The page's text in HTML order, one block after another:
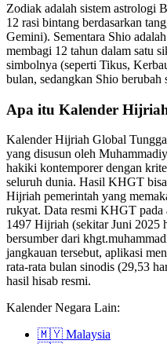
Zodiak adalah sistem astrologi
12 rasi bintang berdasarkan
Gemini). Sementara Shio
membagi 12 tahun dalam satu
simbolnya (seperti Tikus,
bulan, sedangkan Shio berubah
Apa itu Kalender
Kalender Hijriah Global
yang disusun oleh
hakiki kontemporer dengan
seluruh dunia. Hasil KHGT
Hijriah pemerintah yang
rukyat. Data resmi KHGT
1497 Hijriah (sekitar Juni 2025
bersumber dari
jangkauan tersebut, aplikasi
rata-rata bulan sinodis (29,53
hasil hisab resmi.
Kalender Negara Lain:
🇲🇾 Malaysia